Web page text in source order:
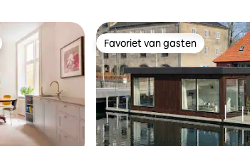
Favoriet van gasten
Favoriet van gasten